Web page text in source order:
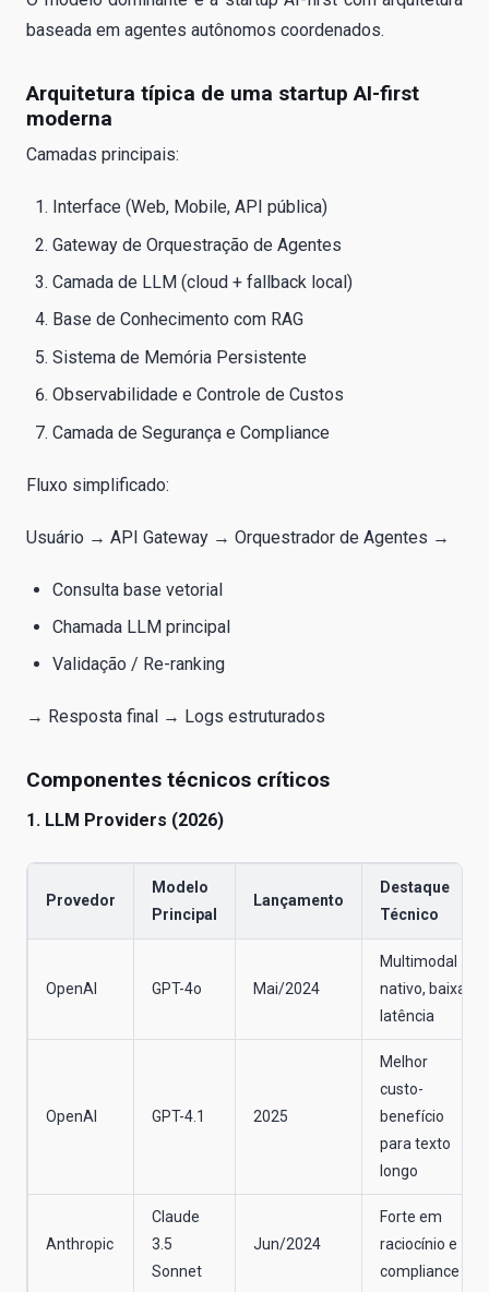
baseada em agentes autônomos coordenados.
Arquitetura típica de uma startup AI-first
moderna
Camadas principais:
Interface (Web, Mobile, API pública)
Gateway de Orquestração de Agentes
Camada de LLM (cloud + fallback local)
Base de Conhecimento com RAG
Sistema de Memória Persistente
Observabilidade e Controle de Custos
Camada de Segurança e Compliance
Fluxo simplificado:
Usuário → API Gateway → Orquestrador de Agentes →
Consulta base vetorial
Chamada LLM principal
Validação / Re-ranking
→ Resposta final → Logs estruturados
Componentes técnicos críticos
1. LLM Providers (2026)
Provedor
Modelo
Principal
Lançamento
Destaque
Técnico
OpenAI GPT-4o Mai/2024
Multimodal
nativo, baixa
latência
OpenAI GPT-4.1 2025
Melhor
custo-
benefício
para texto
longo
Anthropic
Claude
3.5
Sonnet
Jun/2024
Forte em
raciocínio e
compliance